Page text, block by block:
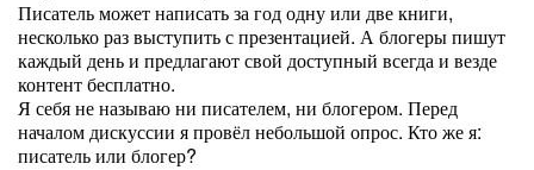
Писатель может написать за год одну или две книги,
несколько раз выступить с презентацией. А блогеры пишут
каждый день и предлагают свой доступный всегда и везде
контент бесплатно.
Я себя не называю ни писателем, ни блогером. Перед
началом дискуссии я провёл небольшой опрос. Кто же я:
писатель или блогер?